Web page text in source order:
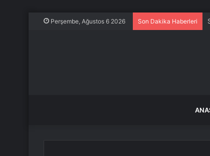
Perşembe, Ağustos 6 2026 Son Dakika Haberleri